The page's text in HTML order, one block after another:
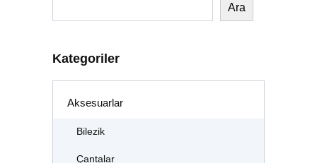
Ara
Kategoriler
Aksesuarlar
Bilezik
Çantalar